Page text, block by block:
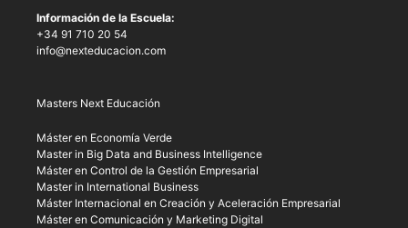
Información de la Escuela:
+34 91 710 20 54
info@nexteducacion.com
Masters Next Educación
Máster en Economía Verde
Master in Big Data and Business Intelligence
Máster en Control de la Gestión Empresarial
Master in International Business
Máster Internacional en Creación y Aceleración Empresarial
Máster en Comunicación y Marketing Digital